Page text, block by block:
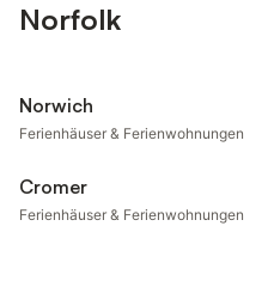
Norfolk
Norwich
Ferienhäuser & Ferienwohnungen
Cromer
Ferienhäuser & Ferienwohnungen